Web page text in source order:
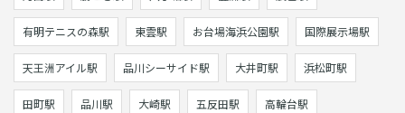
有明テニスの森駅 東雲駅 お台場海浜公園駅 国際展示場駅
天王洲アイル駅 品川シーサイド駅 大井町駅 浜松町駅
田町駅 品川駅 大崎駅 五反田駅 高輪台駅